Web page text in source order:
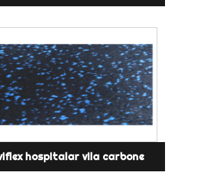
hospitalar vila carbone